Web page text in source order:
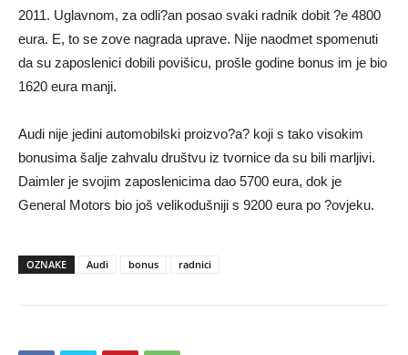
2011. Uglavnom, za odli?an posao svaki radnik dobit ?e 4800
eura. E, to se zove nagrada uprave. Nije naodmet spomenuti
da su zaposlenici dobili povišicu, prošle godine bonus im je bio
1620 eura manji.
Audi nije jedini automobilski proizvo?a? koji s tako visokim
bonusima šalje zahvalu društvu iz tvornice da su bili marljivi.
Daimler je svojim zaposlenicima dao 5700 eura, dok je
General Motors bio još velikodušniji s 9200 eura po ?ovjeku.
OZNAKE Audi bonus radnici